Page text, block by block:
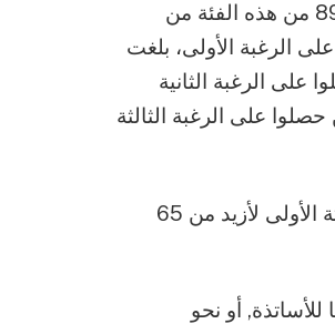
و أضاف أن عملية معالجة الرغبات الجديدة والمعبر عنها من طرف 8921 من هذه الفئة من
الرغبة الأولى، بلغت
حصلوا على الرغبة الثانية
حصلوا على الرغبة الثالثة
اقرأ أيضا: التسجيلات الأولية لحاملي بكالوريا 2022: تلبية الرغبات الثلاثة الأولى لأزيد من 65
للأساتذة, أو نحو